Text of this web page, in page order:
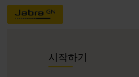
시작하기